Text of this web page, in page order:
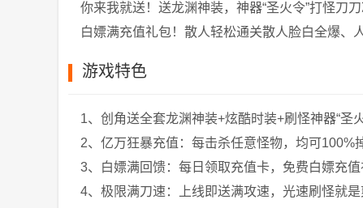
你来我就送！送龙渊神装，神器“圣火令”打怪刀
白嫖满充值礼包！散人轻松通关散人脸白全爆、
游戏特色
1、创角送全套龙渊神装+炫酷时装+刷怪神器“圣火
2、亿万狂暴充值：每击杀任意怪物，均可100%
3、白嫖满回馈：每日领取充值卡，免费白嫖充值
4、极限满刀速：上线即送满攻速，光速刷怪就是